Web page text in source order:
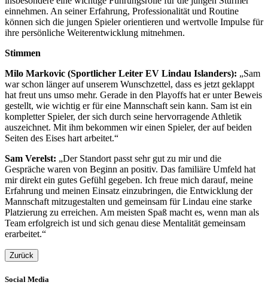
einnehmen. An seiner Erfahrung, Professionalität und Routine
können sich die jungen Spieler orientieren und wertvolle Impulse für
ihre persönliche Weiterentwicklung mitnehmen.
Stimmen
Milo Markovic (Sportlicher Leiter EV Lindau Islanders): „Sam
war schon länger auf unserem Wunschzettel, dass es jetzt geklappt
hat freut uns umso mehr. Gerade in den Playoffs hat er unter Beweis
gestellt, wie wichtig er für eine Mannschaft sein kann. Sam ist ein
kompletter Spieler, der sich durch seine hervorragende Athletik
auszeichnet. Mit ihm bekommen wir einen Spieler, der auf beiden
Seiten des Eises hart arbeitet.“
Sam Verelst: „Der Standort passt sehr gut zu mir und die
Gespräche waren von Beginn an positiv. Das familiäre Umfeld hat
mir direkt ein gutes Gefühl gegeben. Ich freue mich darauf, meine
Erfahrung und meinen Einsatz einzubringen, die Entwicklung der
Mannschaft mitzugestalten und gemeinsam für Lindau eine starke
Platzierung zu erreichen. Am meisten Spaß macht es, wenn man als
Team erfolgreich ist und sich genau diese Mentalität gemeinsam
erarbeitet.“
Zurück
Social Media